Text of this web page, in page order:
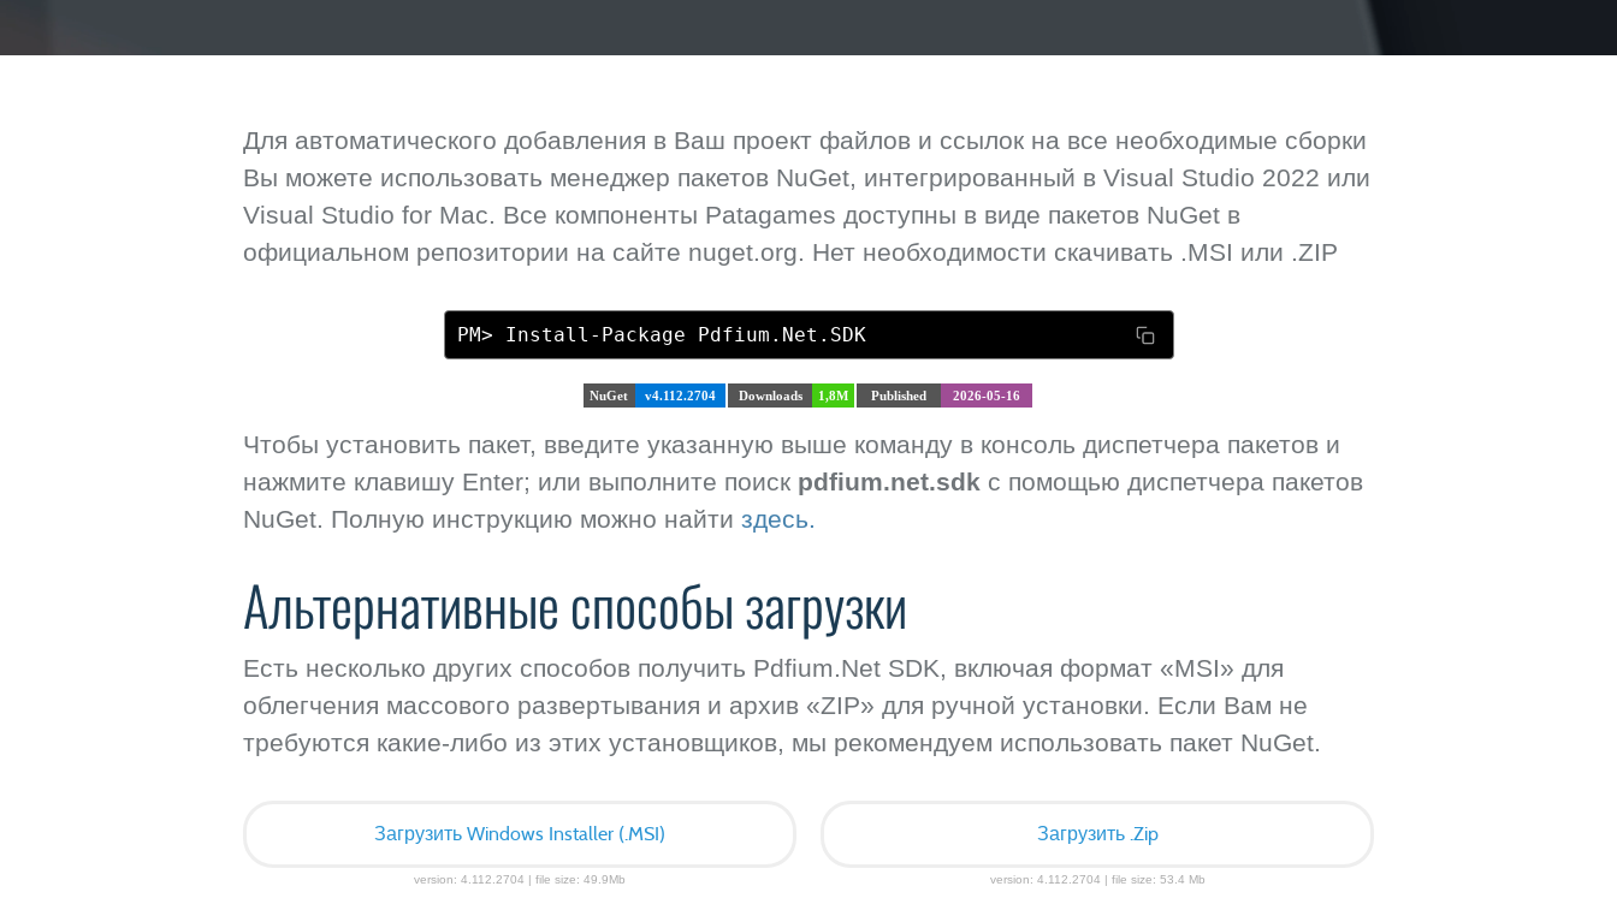
Для автоматического добавления в Ваш проект файлов и ссылок на все необходимые сборки
Вы можете использовать менеджер пакетов NuGet, интегрированный в Visual Studio 2022 или
Visual Studio for Mac. Все компоненты Patagames доступны в виде пакетов NuGet в
официальном репозитории на сайте nuget.org. Нет необходимости скачивать .MSI или .ZIP
PM> Install-Package Pdfium.Net.SDK
NuGet v4.112.2704 Downloads 1,8M Published 2026-05-16
Чтобы установить пакет, введите указанную выше команду в консоль диспетчера пакетов и
нажмите клавишу Enter; или выполните поиск pdfium.net.sdk с помощью диспетчера пакетов
NuGet. Полную инструкцию можно найти здесь.
Альтернативные способы загрузки
Есть несколько других способов получить Pdfium.Net SDK, включая формат «MSI» для
облегчения массового развертывания и архив «ZIP» для ручной установки. Если Вам не
требуются какие-либо из этих установщиков, мы рекомендуем использовать пакет NuGet.
Загрузить Windows Installer (.MSI)
version: 4.112.2704 | file size: 49.9Mb
Загрузить .Zip
version: 4.112.2704 | file size: 53.4 Mb